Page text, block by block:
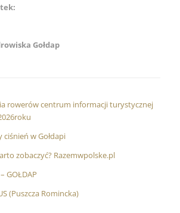
Gołdap
rowerów centrum informacji turystycznej
ciśnień w Gołdapi
zobaczyć? Razemwpolske.pl
GOŁDAP
(Puszcza Romincka)